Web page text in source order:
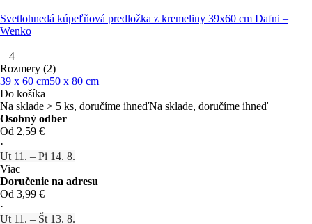
Svetlohnedá kúpeľňová predložka z kremeliny 39x60 cm Dafni –
Wenko
+ 4
Rozmery (2)
39 x 60 cm50 x 80 cm
Do košíka
Na sklade > 5 ks, doručíme ihneďNa sklade, doručíme ihneď
Osobný odber
Od 2,59 €
·
Ut 11. – Pi 14. 8.
Viac
Doručenie na adresu
Od 3,99 €
·
Ut 11. – Št 13. 8.